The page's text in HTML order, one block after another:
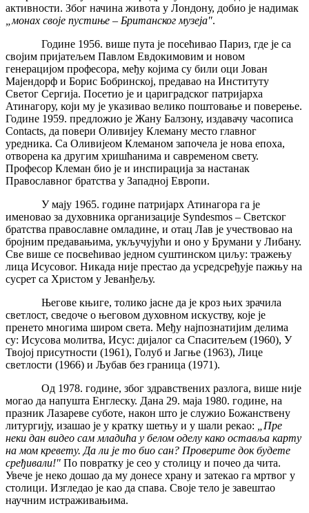
активности. Због начина живота у Лондону, добио је надимак
„монах своје пустиње – Британског музеја".
Године 1956. више пута је посећивао Париз, где је са
својим пријатељем Павлом Евдокимовим и новом
генерацијом професора, међу којима су били оци Јован
Мајендорф и Борис Бобринској, предавао на Институту
Светог Сергија. Посетио је и цариградског патријарха
Атинагору, који му је указивао велико поштовање и поверење.
Године 1959. предложио је Жану Балзону, издавачу часописа
Contacts, да повери Оливијеу Клеману место главног
уредника. Са Оливијеом Клеманом започела је нова епоха,
отворена ка другим хришћанима и савременом свету.
Професор Клеман био је и инспирација за настанак
Православног братства у Западној Европи.
У мају 1965. године патријарх Атинагора га је
именовао за духовника организације Syndesmos – Светског
братства православне омладине, и отац Лав је учествовао на
бројним предавањима, укључујући и оно у Брумани у Либану.
Све више се посвећивао једном суштинском циљу: тражењу
лица Исусовог. Никада није престао да усредсређује пажњу на
сусрет са Христом у Јеванђељу.
Његове књиге, толико јасне да је кроз њих зрачила
светлост, сведоче о његовом духовном искуству, које је
пренето многима широм света. Међу најпознатијим делима
су: Исусова молитва, Исус: дијалог са Спаситељем (1960), У
Твојој присутности (1961), Голуб и Јагње (1963), Лице
светлости (1966) и Љубав без граница (1971).
Од 1978. године, због здравствених разлога, више није
могао да напушта Енглеску. Дана 29. маја 1980. године, на
празник Лазареве суботе, након што је служио Божанствену
литургију, изашао је у кратку шетњу и у шали рекао:
„Пре
неки дан видео сам младића у белом оделу како оставља карту
на мом кревету. Да ли је то био сан? Проверите док будете
сређивали!" По повратку је сео у столицу и почео да чита.
Увече је неко дошао да му донесе храну и затекао га мртвог у
столици. Изгледао је као да спава. Своје тело је завештао
научним истраживањима.